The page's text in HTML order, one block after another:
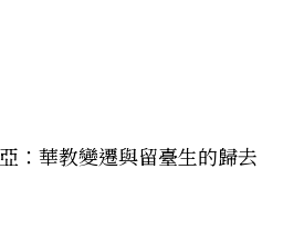
：華教變遷與留臺生的歸去